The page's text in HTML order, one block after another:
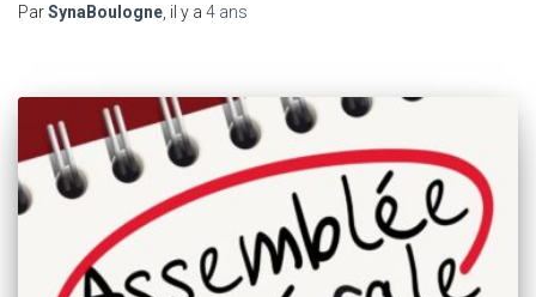
ParSynaBoulogne , il y a 4 ans